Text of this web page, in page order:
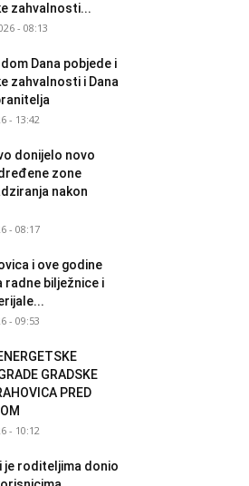
zahvalnosti...
- 08:13
Dana pobjede i
zahvalnosti i Dana
- 13:42
donijelo novo
zone
nakon
- 08:17
i ove godine
radne bilježnice i
- 09:53
GRADSKE
PRED
- 10:12
je roditeljima donio